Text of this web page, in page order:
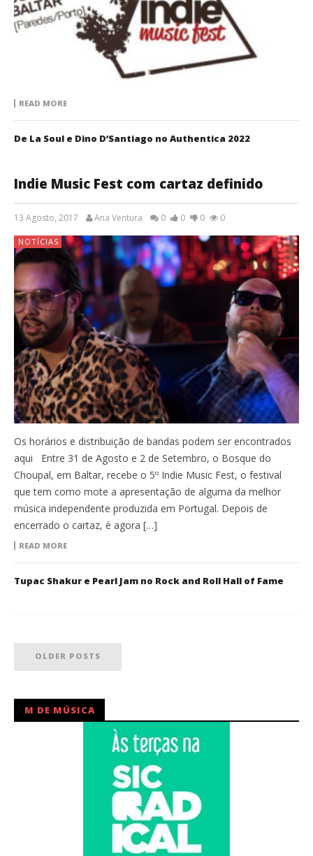
READ MORE
De La Soul e Dino D’Santiago no Authentica 2022
Indie Music Fest com cartaz definido
13 Agosto, 2017 Ana Ventura 0 0 0 0
NOTÍCIAS
Os horários e distribuição de bandas podem ser encontrados
aqui Entre 31 de Agosto e 2 de Setembro, o Bosque do
Choupal, em Baltar, recebe o 5º Indie Music Fest, o festival
que tem como mote a apresentação de alguma da melhor
música independente produzida em Portugal. Depois de
encerrado o cartaz, é agora […]
READ MORE
Tupac Shakur e Pearl Jam no Rock and Roll Hall of Fame
OLDER POSTS
M DE MÚSICA